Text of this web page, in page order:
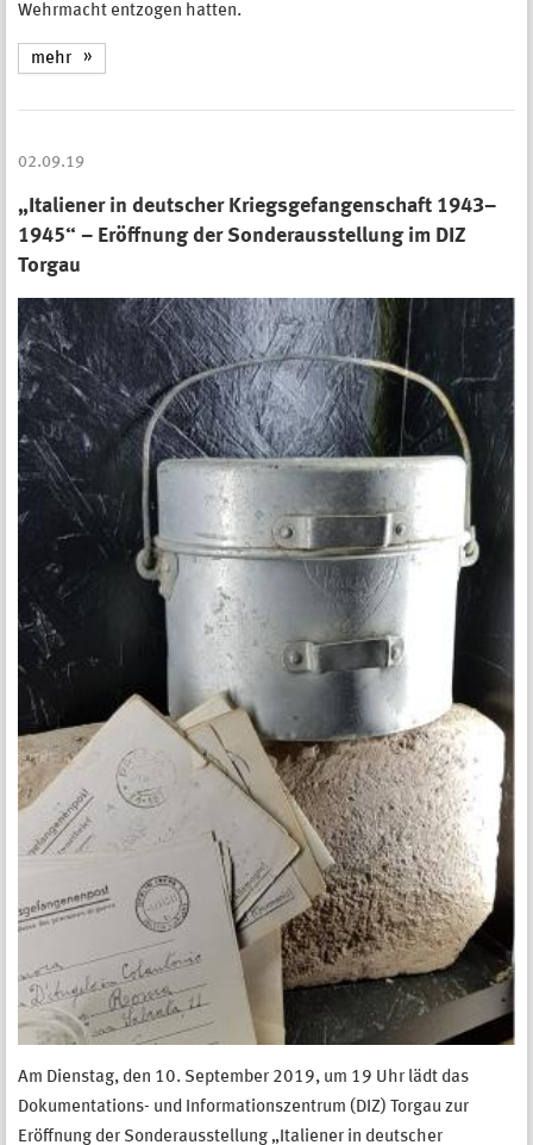
Wehrmacht entzogen hatten.
mehr
02.09.19
„Italiener in deutscher Kriegsgefangenschaft 1943–
1945“ – Eröffnung der Sonderausstellung im DIZ
Torgau
Am Dienstag, den 10. September 2019, um 19 Uhr lädt das
Dokumentations- und Informationszentrum (DIZ) Torgau zur
Eröffnung der Sonderausstellung „Italiener in deutscher